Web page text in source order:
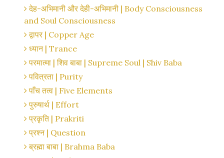
देह-अभिमानी और देही-अभिमानी | Body Consciousness
and Soul Consciousness
द्वापर | Copper Age
ध्यान | Trance
परमात्मा | शिव बाबा | Supreme Soul | Shiv Baba
पवित्रता | Purity
पाँच तत्व | Five Elements
पुरुषार्थ | Effort
प्रकृति | Prakriti
प्रश्न | Question
ब्रह्मा बाबा | Brahma Baba